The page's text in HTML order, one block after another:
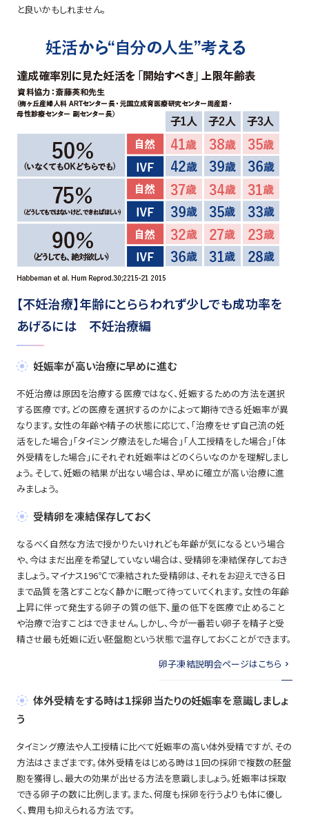
と良いかもしれません。
【不妊治療】年齢にとららわれず少しでも成功率を
あげるには 不妊治療編
妊娠率が高い治療に早めに進む
不妊治療は原因を治療する医療ではなく、妊娠するための方法を選択
する医療です。どの医療を選択するのかによって期待できる妊娠率が異
なります。女性の年齢や精子の状態に応じて、「治療をせず自己流の妊
活をした場合」「タイミング療法をした場合」「人工授精をした場合」「体
外受精をした場合」にそれぞれ妊娠率はどのくらいなのかを理解しまし
ょう。そして、妊娠の結果が出ない場合は、早めに確立が高い治療に進
みましょう。
受精卵を凍結保存しておく
なるべく自然な方法で授かりたいけれども年齢が気になるという場合
や、今はまだ出産を希望していない場合は、受精卵を凍結保存しておき
ましょう。マイナス196℃で凍結された受精卵は、それをお迎えできる日
まで品質を落とすことなく静かに眠って待っていてくれます。女性の年齢
上昇に伴って発生する卵子の質の低下、量の低下を医療で止めること
や治療で治すことはできません。しかし、今が一番若い卵子を精子と受
精させ最も妊娠に近い胚盤胞という状態で温存しておくことができます。
卵子凍結説明会ページはこちら
体外受精をする時は１採卵当たりの妊娠率を意識しましょ
う
タイミング療法や人工授精に比べて妊娠率の高い体外受精ですが、その
方法はさまざまです。体外受精をはじめる時は１回の採卵で複数の胚盤
胞を獲得し、最大の効果が出せる方法を意識しましょう。妊娠率は採取
できる卵子の数に比例します。また、何度も採卵を行うよりも体に優し
く、費用も抑えられる方法です。